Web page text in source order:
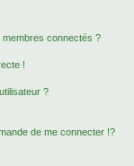
membres connectés ?
!
?
de me connecter !?